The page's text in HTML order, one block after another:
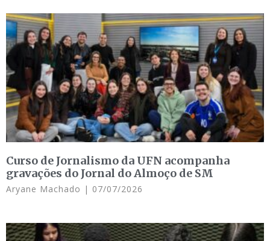
Curso de Jornalismo da UFN acompanha
gravações do Jornal do Almoço de SM
Aryane Machado 07/07/2026